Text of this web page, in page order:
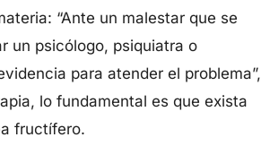
“Ante un malestar que se
un psicólogo, psiquiatra o
para atender el problema”,
lo fundamental es que exista
fructífero.